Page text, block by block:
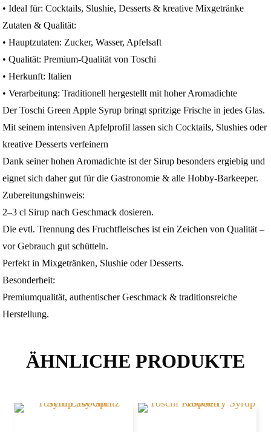
• Ideal für: Cocktails, Slushie, Desserts & kreative Mixgetränke
Zutaten & Qualität:
• Hauptzutaten: Zucker, Wasser, Apfelsaft
• Qualität: Premium-Qualität von Toschi
• Herkunft: Italien
• Verarbeitung: Traditionell hergestellt mit hoher Aromadichte
Der Toschi Green Apple Syrup bringt spritzige Frische in jedes Glas.
Mit seinem intensiven Apfelprofil lassen sich Cocktails, Slushies oder
kreative Desserts verfeinern
Dank seiner hohen Aromadichte ist der Sirup besonders ergiebig und
eignet sich daher gut für die Gastronomie & alle Hobby-Barkeeper.
Zubereitungshinweis:
2–3 cl Sirup nach Geschmack dosieren.
Die evtl. Trennung des Fruchtfleisches ist ein Zeichen von Qualität –
vor Gebrauch gut schütteln.
Perfekt in Mixgetränken, Slushie oder Desserts.
Besonderheit:
Premiumqualität, authentischer Geschmack & traditionsreiche
Herstellung.
ÄHNLICHE PRODUKTE